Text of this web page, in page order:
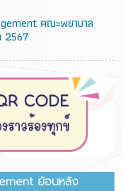
คณะพยาบาล
2567
ย้อนหลัง